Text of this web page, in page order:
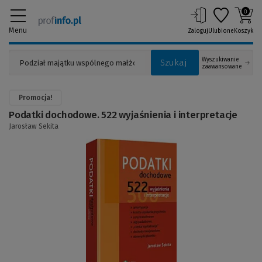
Menu
Szukaj
Wyszukiwanie
zaawansowane
ZalogujUlubione
0
Koszyk
Promocja!
(Link
Podatki dochodowe. 522 wyjaśnienia i interpretacje
Jarosław Sekita